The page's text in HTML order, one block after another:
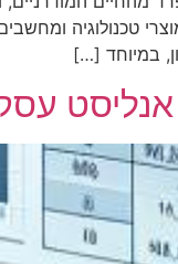
במיוחד […]
אנליסט